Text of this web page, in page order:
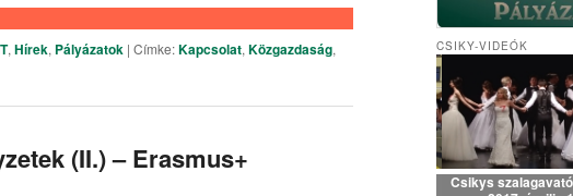
, Hírek, Pályázatok | Címke:Kapcsolat, Közgazdaság,
(II.) – Erasmus+
CSIKY-VIDEÓK
Csikys szalagavató